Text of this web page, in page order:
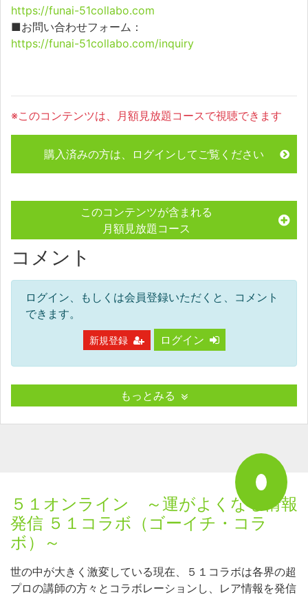
https://funai-51collabo.com
■お問い合わせフォーム：
https://funai-51collabo.com/inquiry
※このコンテンツは、月額見放題コースで視聴できます
購入済みの方は、ログインしてご覧ください
このコンテンツが含まれる
月額見放題コース
コメント
ログイン、もしくは会員登録いただくと、コメント
できます。
新規登録 ログイン
もっとみる
５１オンライン ～運がよくなる情報
発信 ５１コラボ（ゴーイチ・コラ
ボ）～
世の中が大きく激変している現在、５１コラボは各界の超
プロの講師の方々とコラボレーションし、レア情報を発信